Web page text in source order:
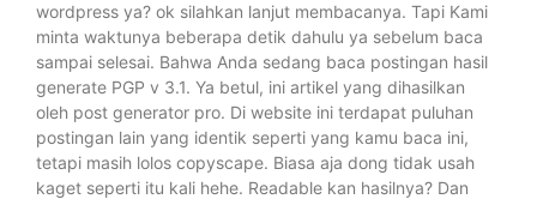
wordpress ya? ok silahkan lanjut membacanya. Tapi Kami
minta waktunya beberapa detik dahulu ya sebelum baca
sampai selesai. Bahwa Anda sedang baca postingan hasil
generate PGP v 3.1. Ya betul, ini artikel yang dihasilkan
oleh post generator pro. Di website ini terdapat puluhan
postingan lain yang identik seperti yang kamu baca ini,
tetapi masih lolos copyscape. Biasa aja dong tidak usah
kaget seperti itu kali hehe. Readable kan hasilnya? Dan